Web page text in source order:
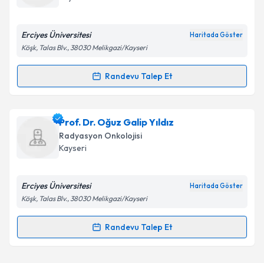
Kişisel verilerimin işlenmesine ilişkin
Metni'ni okudum ve kişisel verilerimin belirtilen
Takvim Talebini Gönder
Erciyes Üniversitesi Haritada Göster
Köşk, Talas Blv., 38030 Melikgazi/Kayseri
Randevu Talep Et
Randevu Takvimi Talebi
Dr. Öğr. Üyesi Celalettin Eroğluiçin randevu
takvimi talebi oluşturun. Size bu uzmandan randevu
almanız için bir takvim hazırlandığında e-posta ile
bilgilendireceğiz.
E-posta Adresiniz
Kişisel verilerimin işlenmesine ilişkinAydınlatma
Prof. Dr. Oğuz Galip Yıldız
Radyasyon Onkolojisi
Kayseri
Erciyes Üniversitesi Haritada Göster
Köşk, Talas Blv., 38030 Melikgazi/Kayseri
Randevu Talep Et
Randevu Takvimi Talebi